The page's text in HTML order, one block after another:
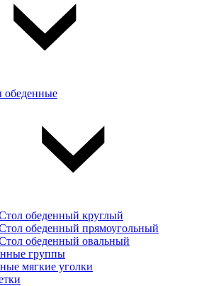
обеденные
обеденный круглый
обеденный прямоугольный
обеденный овальный
группы
мягкие уголки